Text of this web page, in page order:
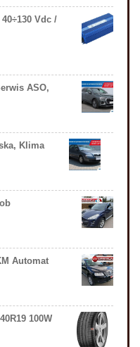
Vdc /
ASO,
Klima
Automat
100W